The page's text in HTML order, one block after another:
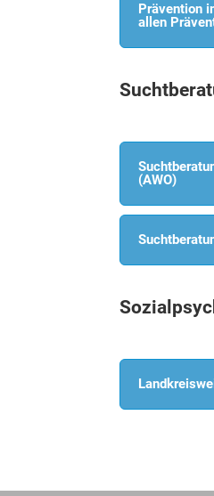
Prävention
allen
(AWO)